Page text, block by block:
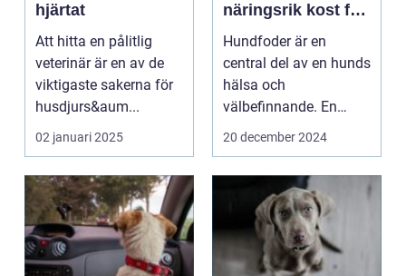
hjärtat
Att hitta en pålitlig
veterinär är en av de
viktigaste sakerna för
husdjurs&aum...
02 januari 2025
näringsrik kost för
din hund
Hundfoder är en
central del av en hunds
hälsa och
välbefinnande. En
hunds kost p&arin...
20 december 2024